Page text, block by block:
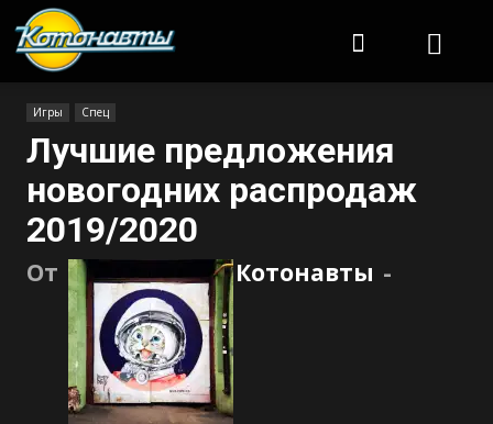
Игры Спец
Лучшие предложения
новогодних распродаж
2019/2020
От Котонавты -